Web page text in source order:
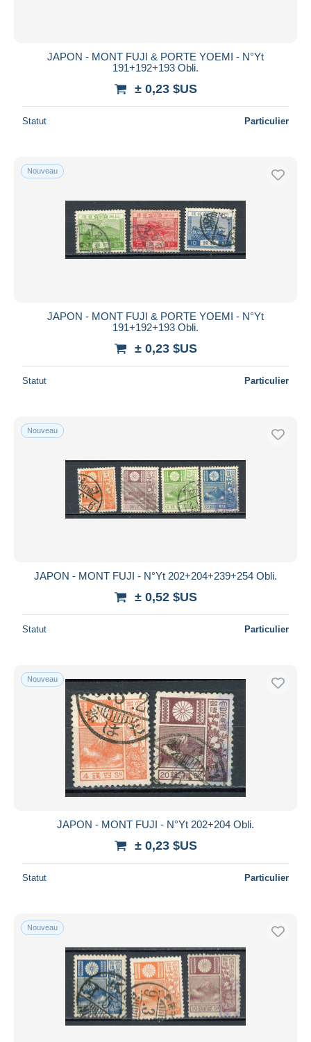
JAPON - MONT FUJI & PORTE YOEMI - N°Yt
191+192+193 Obli.
± 0,23 $US
Statut Particulier
Nouveau
JAPON - MONT FUJI & PORTE YOEMI - N°Yt
191+192+193 Obli.
± 0,23 $US
Statut Particulier
Nouveau
JAPON - MONT FUJI - N°Yt 202+204+239+254 Obli.
± 0,52 $US
Statut Particulier
Nouveau
JAPON - MONT FUJI - N°Yt 202+204 Obli.
± 0,23 $US
Statut Particulier
Nouveau